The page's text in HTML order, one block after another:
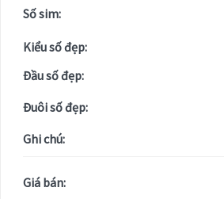
Số sim:
Kiểu số đẹp:
Đầu số đẹp:
Đuôi số đẹp:
Ghi chú:
Giá bán: